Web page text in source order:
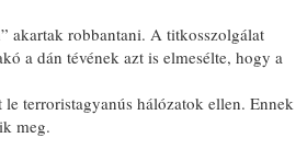
akartak robbantani. A titkosszolgálat
a dán tévének azt is elmesélte, hogy a
terroristagyanús hálózatok ellen. Ennek
meg.